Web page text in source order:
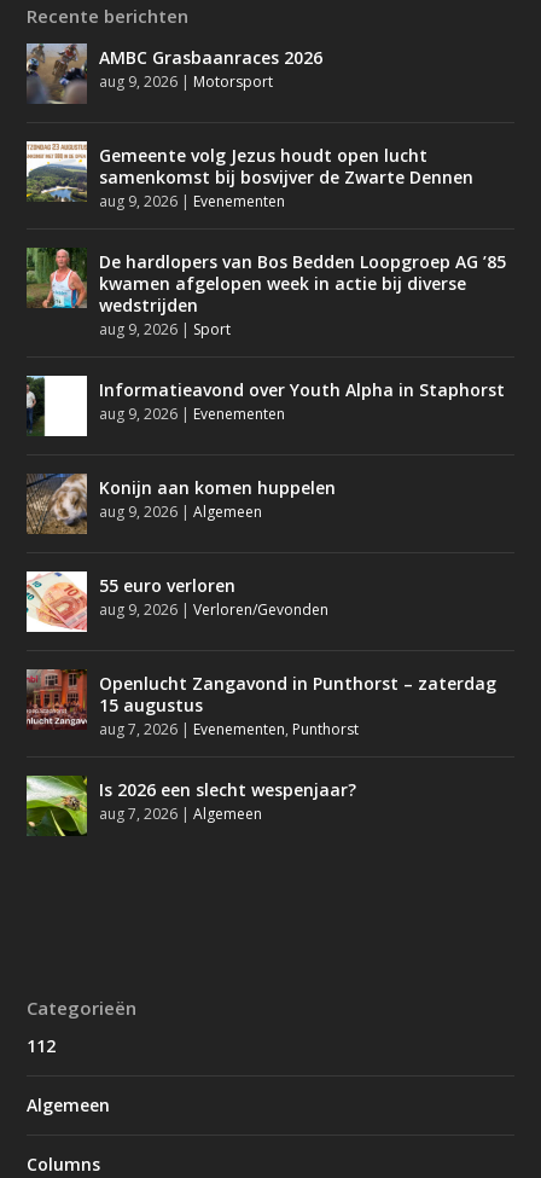
Recente berichten
AMBC Grasbaanraces 2026
aug 9, 2026 | Motorsport
Gemeente volg Jezus houdt open lucht
samenkomst bij bosvijver de Zwarte Dennen
aug 9, 2026 | Evenementen
De hardlopers van Bos Bedden Loopgroep AG ’85
kwamen afgelopen week in actie bij diverse
wedstrijden
aug 9, 2026 | Sport
Informatieavond over Youth Alpha in Staphorst
aug 9, 2026 | Evenementen
Konijn aan komen huppelen
aug 9, 2026 |Algemeen
55 euro verloren
aug 9, 2026 |Verloren/Gevonden
Openlucht Zangavond in Punthorst – zaterdag
15 augustus
aug 7, 2026 | Evenementen, Punthorst
Is 2026 een slecht wespenjaar?
aug 7, 2026 |Algemeen
Categorieën
112
Algemeen
Columns